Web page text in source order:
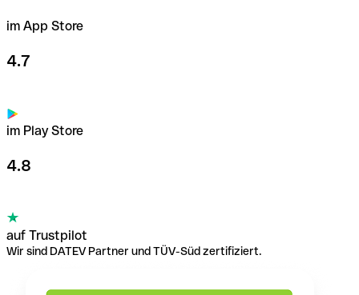
im App Store
4.7
im Play Store
4.8
auf Trustpilot
Wir sind DATEV Partner und TÜV-Süd zertifiziert.